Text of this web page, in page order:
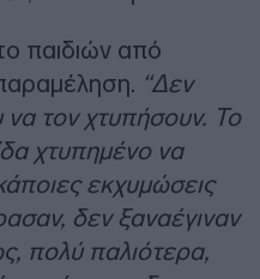
παιδιών από
“Δεν
να τον χτυπήσουν. Το
χτυπημένο να
εκχυμώσεις
δεν ξαναέγιναν
πολύ παλιότερα,